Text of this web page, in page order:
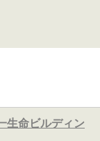
生命ビルディン